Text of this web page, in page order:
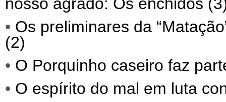
• Os preliminares da
(2)
• O Porquinho caseiro faz
• O espírito do mal em luta